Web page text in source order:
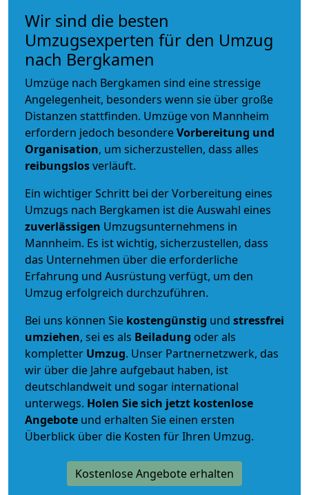
Wir sind die besten
Umzugsexperten für den Umzug
nach Bergkamen
Umzüge nach Bergkamen sind eine stressige
Angelegenheit, besonders wenn sie über große
Distanzen stattfinden. Umzüge von Mannheim
erfordern jedoch besondereVorbereitung und
Organisation, um sicherzustellen, dass alles
reibungslosverläuft.
Ein wichtiger Schritt bei der Vorbereitung eines
Umzugs nach Bergkamen ist die Auswahl eines
zuverlässigen Umzugsunternehmens in
Mannheim. Es ist wichtig, sicherzustellen, dass
das Unternehmen über die erforderliche
Erfahrung und Ausrüstung verfügt, um den
Umzug erfolgreich durchzuführen.
Bei uns können Sie kostengünstig und stressfrei
umziehen, sei es als Beiladung oder als
kompletter Umzug. Unser Partnernetzwerk, das
wir über die Jahre aufgebaut haben, ist
deutschlandweit und sogar international
unterwegs. Holen Sie sich jetzt kostenlose
Angebote und erhalten Sie einen ersten
Überblick über die Kosten für Ihren Umzug.
Kostenlose Angebote erhalten